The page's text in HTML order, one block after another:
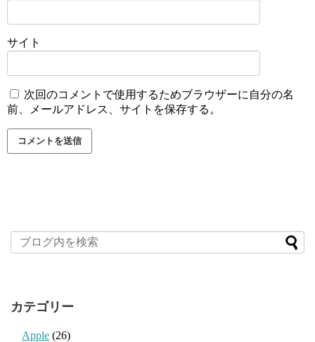
サイト
次回のコメントで使用するためブラウザーに自分の名
前、メールアドレス、サイトを保存する。
カテゴリー
Apple (26)